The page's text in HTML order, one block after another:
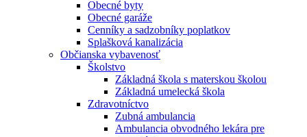
Obecné byty
Obecné garáže
Cenníky a sadzobníky poplatkov
Splašková kanalizácia
Občianska vybavenosť
Školstvo
Základná škola s materskou školou
Základná umelecká škola
Zdravotníctvo
Zubná ambulancia
Ambulancia obvodného lekára pre